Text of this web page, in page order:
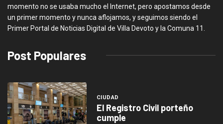
momento no se usaba mucho el Internet, pero apostamos desde
un primer momento y nunca aflojamos, y seguimos siendo el
Primer Portal de Noticias Digital de Villa Devoto y la Comuna 11.
Post Populares
CIUDAD
El Registro Civil porteño
cumple